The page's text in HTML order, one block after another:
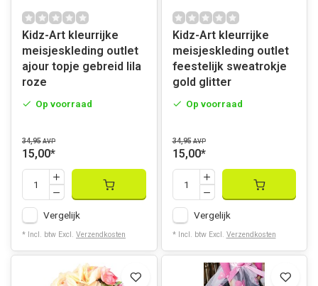
Kidz-Art kleurrijke
meisjeskleding outlet
ajour topje gebreid lila
roze
Op voorraad
34,95 AVP
15,00*
Vergelijk
* Incl. btw Excl. Verzendkosten
Kidz-Art kleurrijke
meisjeskleding outlet
feestelijk sweatrokje
gold glitter
Op voorraad
34,95 AVP
15,00*
Vergelijk
* Incl. btw Excl. Verzendkosten